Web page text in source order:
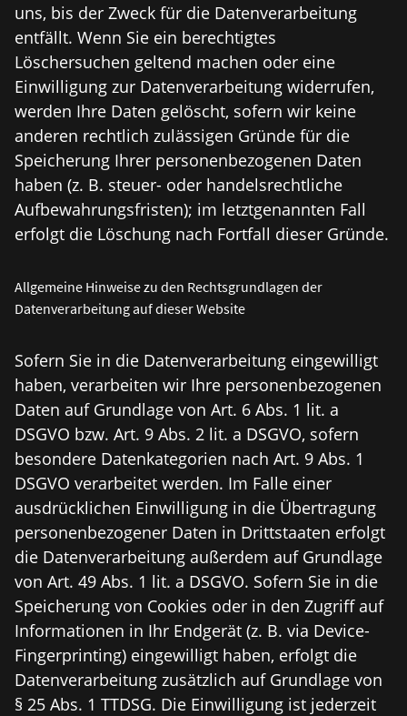
uns, bis der Zweck für die Datenverarbeitung
entfällt. Wenn Sie ein berechtigtes
Löschersuchen geltend machen oder eine
Einwilligung zur Datenverarbeitung widerrufen,
werden Ihre Daten gelöscht, sofern wir keine
anderen rechtlich zulässigen Gründe für die
Speicherung Ihrer personenbezogenen Daten
haben (z. B. steuer- oder handelsrechtliche
Aufbewahrungsfristen); im letztgenannten Fall
erfolgt die Löschung nach Fortfall dieser Gründe.
Allgemeine Hinweise zu den Rechtsgrundlagen der
Datenverarbeitung auf dieser Website
Sofern Sie in die Datenverarbeitung eingewilligt
haben, verarbeiten wir Ihre personenbezogenen
Daten auf Grundlage von Art. 6 Abs. 1 lit. a
DSGVO bzw. Art. 9 Abs. 2 lit. a DSGVO, sofern
besondere Datenkategorien nach Art. 9 Abs. 1
DSGVO verarbeitet werden. Im Falle einer
ausdrücklichen Einwilligung in die Übertragung
personenbezogener Daten in Drittstaaten erfolgt
die Datenverarbeitung außerdem auf Grundlage
von Art. 49 Abs. 1 lit. a DSGVO. Sofern Sie in die
Speicherung von Cookies oder in den Zugriff auf
Informationen in Ihr Endgerät (z. B. via Device-
Fingerprinting) eingewilligt haben, erfolgt die
Datenverarbeitung zusätzlich auf Grundlage von
§ 25 Abs. 1 TTDSG. Die Einwilligung ist jederzeit